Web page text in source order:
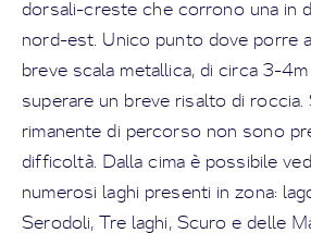
dorsali-creste che corrono una in
nord-est. Unico punto dove porre
breve scala metallica, di circa 3-
superare un breve risalto di roccia.
rimanente di percorso non sono
difficoltà. Dalla cima è possibile
numerosi laghi presenti in zona:
Serodoli, Tre laghi, Scuro e delle